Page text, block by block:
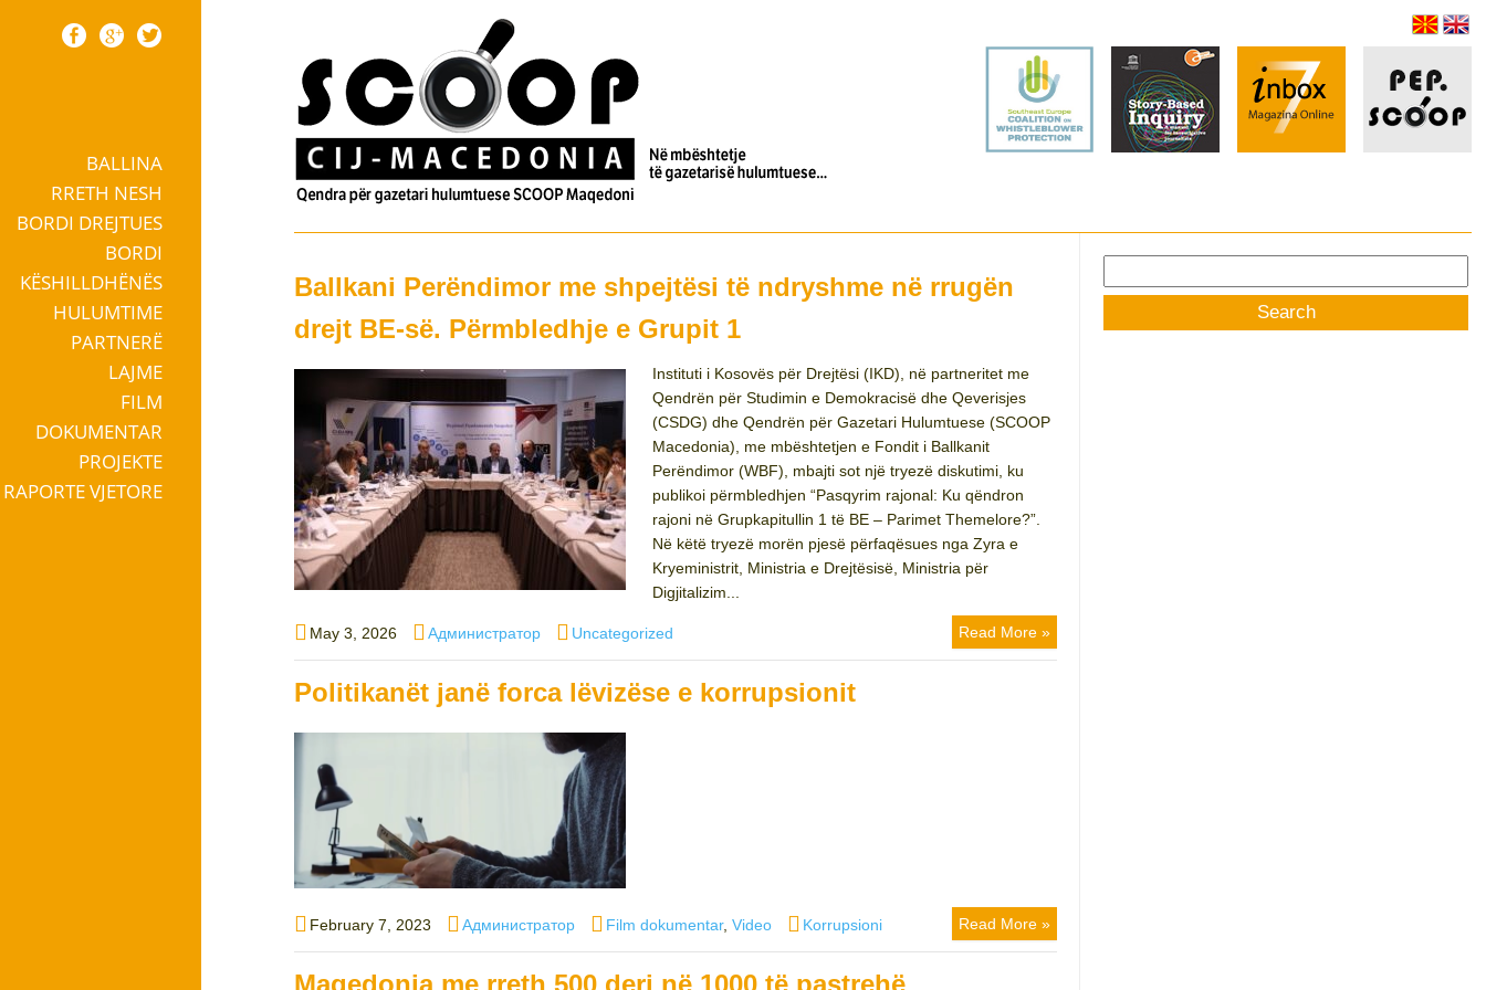
Skip to contentBALLINA
RRETH NESH
BORDI DREJTUES
BORDI
KËSHILLDHËNËS
HULUMTIME
PARTNERË
LAJME
FILM
DOKUMENTAR
PROJEKTE
RAPORTE VJETORE
Ballkani Perëndimor me shpejtësi të ndryshme në rrugën
drejt BE-së. Përmbledhje e Grupit 1
Instituti i Kosovës për Drejtësi (IKD), në partneritet me
Qendrën për Studimin e Demokracisë dhe Qeverisjes
(CSDG) dhe Qendrën për Gazetari Hulumtuese (SCOOP
Macedonia), me mbështetjen e Fondit i Ballkanit
Perëndimor (WBF), mbajti sot një tryezë diskutimi, ku
publikoi përmbledhjen “Pasqyrim rajonal: Ku qëndron
rajoni në Grupkapitullin 1 të BE – Parimet Themelore?”.
Në këtë tryezë morën pjesë përfaqësues nga Zyra e
Kryeministrit, Ministria e Drejtësisë, Ministria për
Digjitalizim...
Posted
on
May 3, 2026 Author
Администратор Categories
Uncategorized Read More »
Politikanët janë forca lëvizëse e korrupsionit
Posted
on
February 7, 2023 Author
Администратор Categories
Film dokumentar,Video Tags
Korrupsioni Read More »
Maqedonia me rreth 500 deri në 1000 të pastrehë
for: